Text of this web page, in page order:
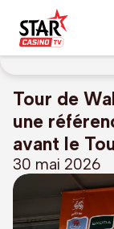
Tour de
une
avant le
30 mai 2026